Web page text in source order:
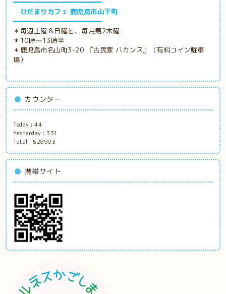
━━━━━━━━━━━━━
ひだまりカフェ 鹿児島市山下町
━━━━━━━━━━━━━
＊毎週土曜＆日曜と、毎月第2木曜
＊10時～13時半
＊鹿児島市名山町3-20 『古民家 バカンス』（有料コイン駐車
場）
カウンター
Today :44
Yesterday : 331
Total : 528903
携帯サイト